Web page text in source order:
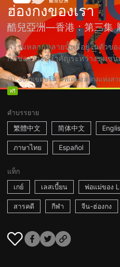
ฮ่องกงของเรา
酷兒亞洲—香港：第三集
ความหลากหลายนั้นมีอยู่ในตัวขอ
ก็มีช่องว่างที่สำคัญระหว่างชุมชน
30mเขตบริหารพิเศษฮ่องกงแห่ง
ฟรี
คำบรรยาย
繁體中文
简体中文
ภาษาไทย Español
แท็ก
เกย์
เลสเบี้ยน พ่อแม่ของ
สารคดี กีฬา จีน-ฮ่องกง